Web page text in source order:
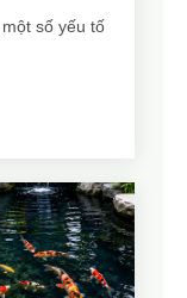
số yếu tố